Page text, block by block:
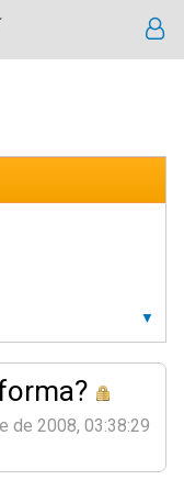
de 2008, 03:38:29